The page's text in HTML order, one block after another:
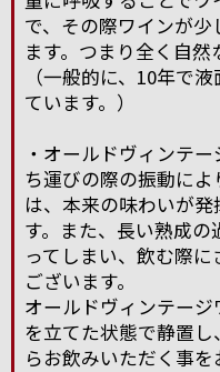
で、その際ワインが
ます。つまり全く自然
（一般的に、10年で
ています。）
・オールドヴィンテ
ち運びの際の振動に
は、本来の味わいが
す。また、長い熟成
ってしまい、飲む際
ございます。
オールドヴィンテー
を立てた状態で静置
らお飲みいただく事を